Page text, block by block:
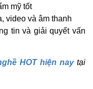
mỹ tốt
video và âm thanh
tin và giải quyết vấn
HOT hiện naytại